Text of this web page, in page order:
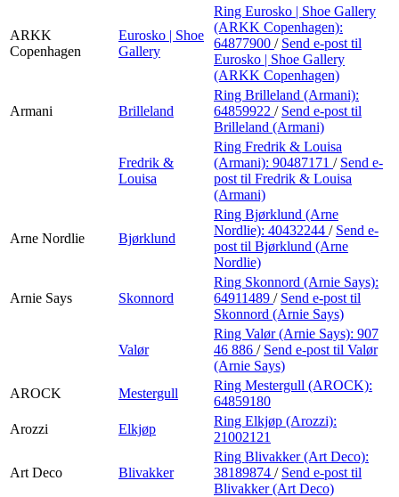
ARKK
Copenhagen
Eurosko | Shoe
Gallery
Ring Eurosko | Shoe Gallery
(ARKK Copenhagen):
64877900 / Send e-post til
Eurosko | Shoe Gallery
(ARKK Copenhagen)
Armani Brilleland
Ring Brilleland (Armani):
64859922 / Send e-post til
Brilleland (Armani)
Fredrik &
Louisa
Ring Fredrik & Louisa
(Armani): 90487171 / Send e-
post til Fredrik & Louisa
(Armani)
Arne Nordlie Bjørklund
Ring Bjørklund (Arne
Nordlie): 40432244 / Send e-
post til Bjørklund (Arne
Nordlie)
Arnie Says Skonnord
Ring Skonnord (Arnie Says):
64911489 / Send e-post til
Skonnord (Arnie Says)
Valør
Ring Valør (Arnie Says): 907
46 886 / Send e-post til Valør
(Arnie Says)
AROCK
Mestergull
Ring Mestergull (AROCK):
64859180
Arozzi
Elkjøp
Ring Elkjøp (Arozzi):
21002121
Art Deco Blivakker
Ring Blivakker (Art Deco):
38189874 / Send e-post til
Blivakker (Art Deco)